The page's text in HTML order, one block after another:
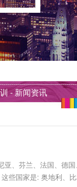
-新闻资讯
、芬兰、法国、德
些国家是: 奥地利、